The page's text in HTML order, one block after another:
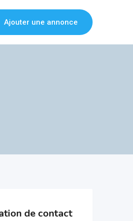
Ajouter une annonce
de contact